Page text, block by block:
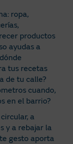
ropa,
productos
ayudas a
tus recetas
de tu calle?
cuando,
en el barrio?
a
y a rebajar la
gesto aporta